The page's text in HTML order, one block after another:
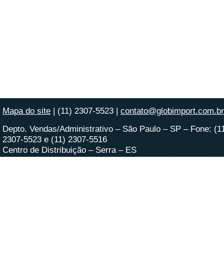
Mapa do site | (11) 2307-5523 | contato@globimport.com.br
Depto. Vendas/Administrativo – São Paulo – SP – Fone:
2307-5523 e (11) 2307-5516
Centro de Distribuição – Serra – ES